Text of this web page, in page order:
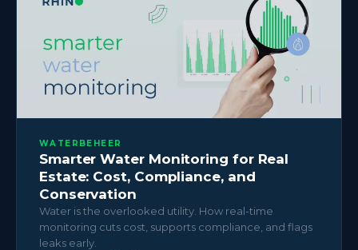
WATERBEHEER
Smarter Water Monitoring for Real
Estate: Cost, Compliance, and
Conservation
Water is the overlooked utility. How real-time
monitoring cuts cost, supports compliance, and flags
leaks early.